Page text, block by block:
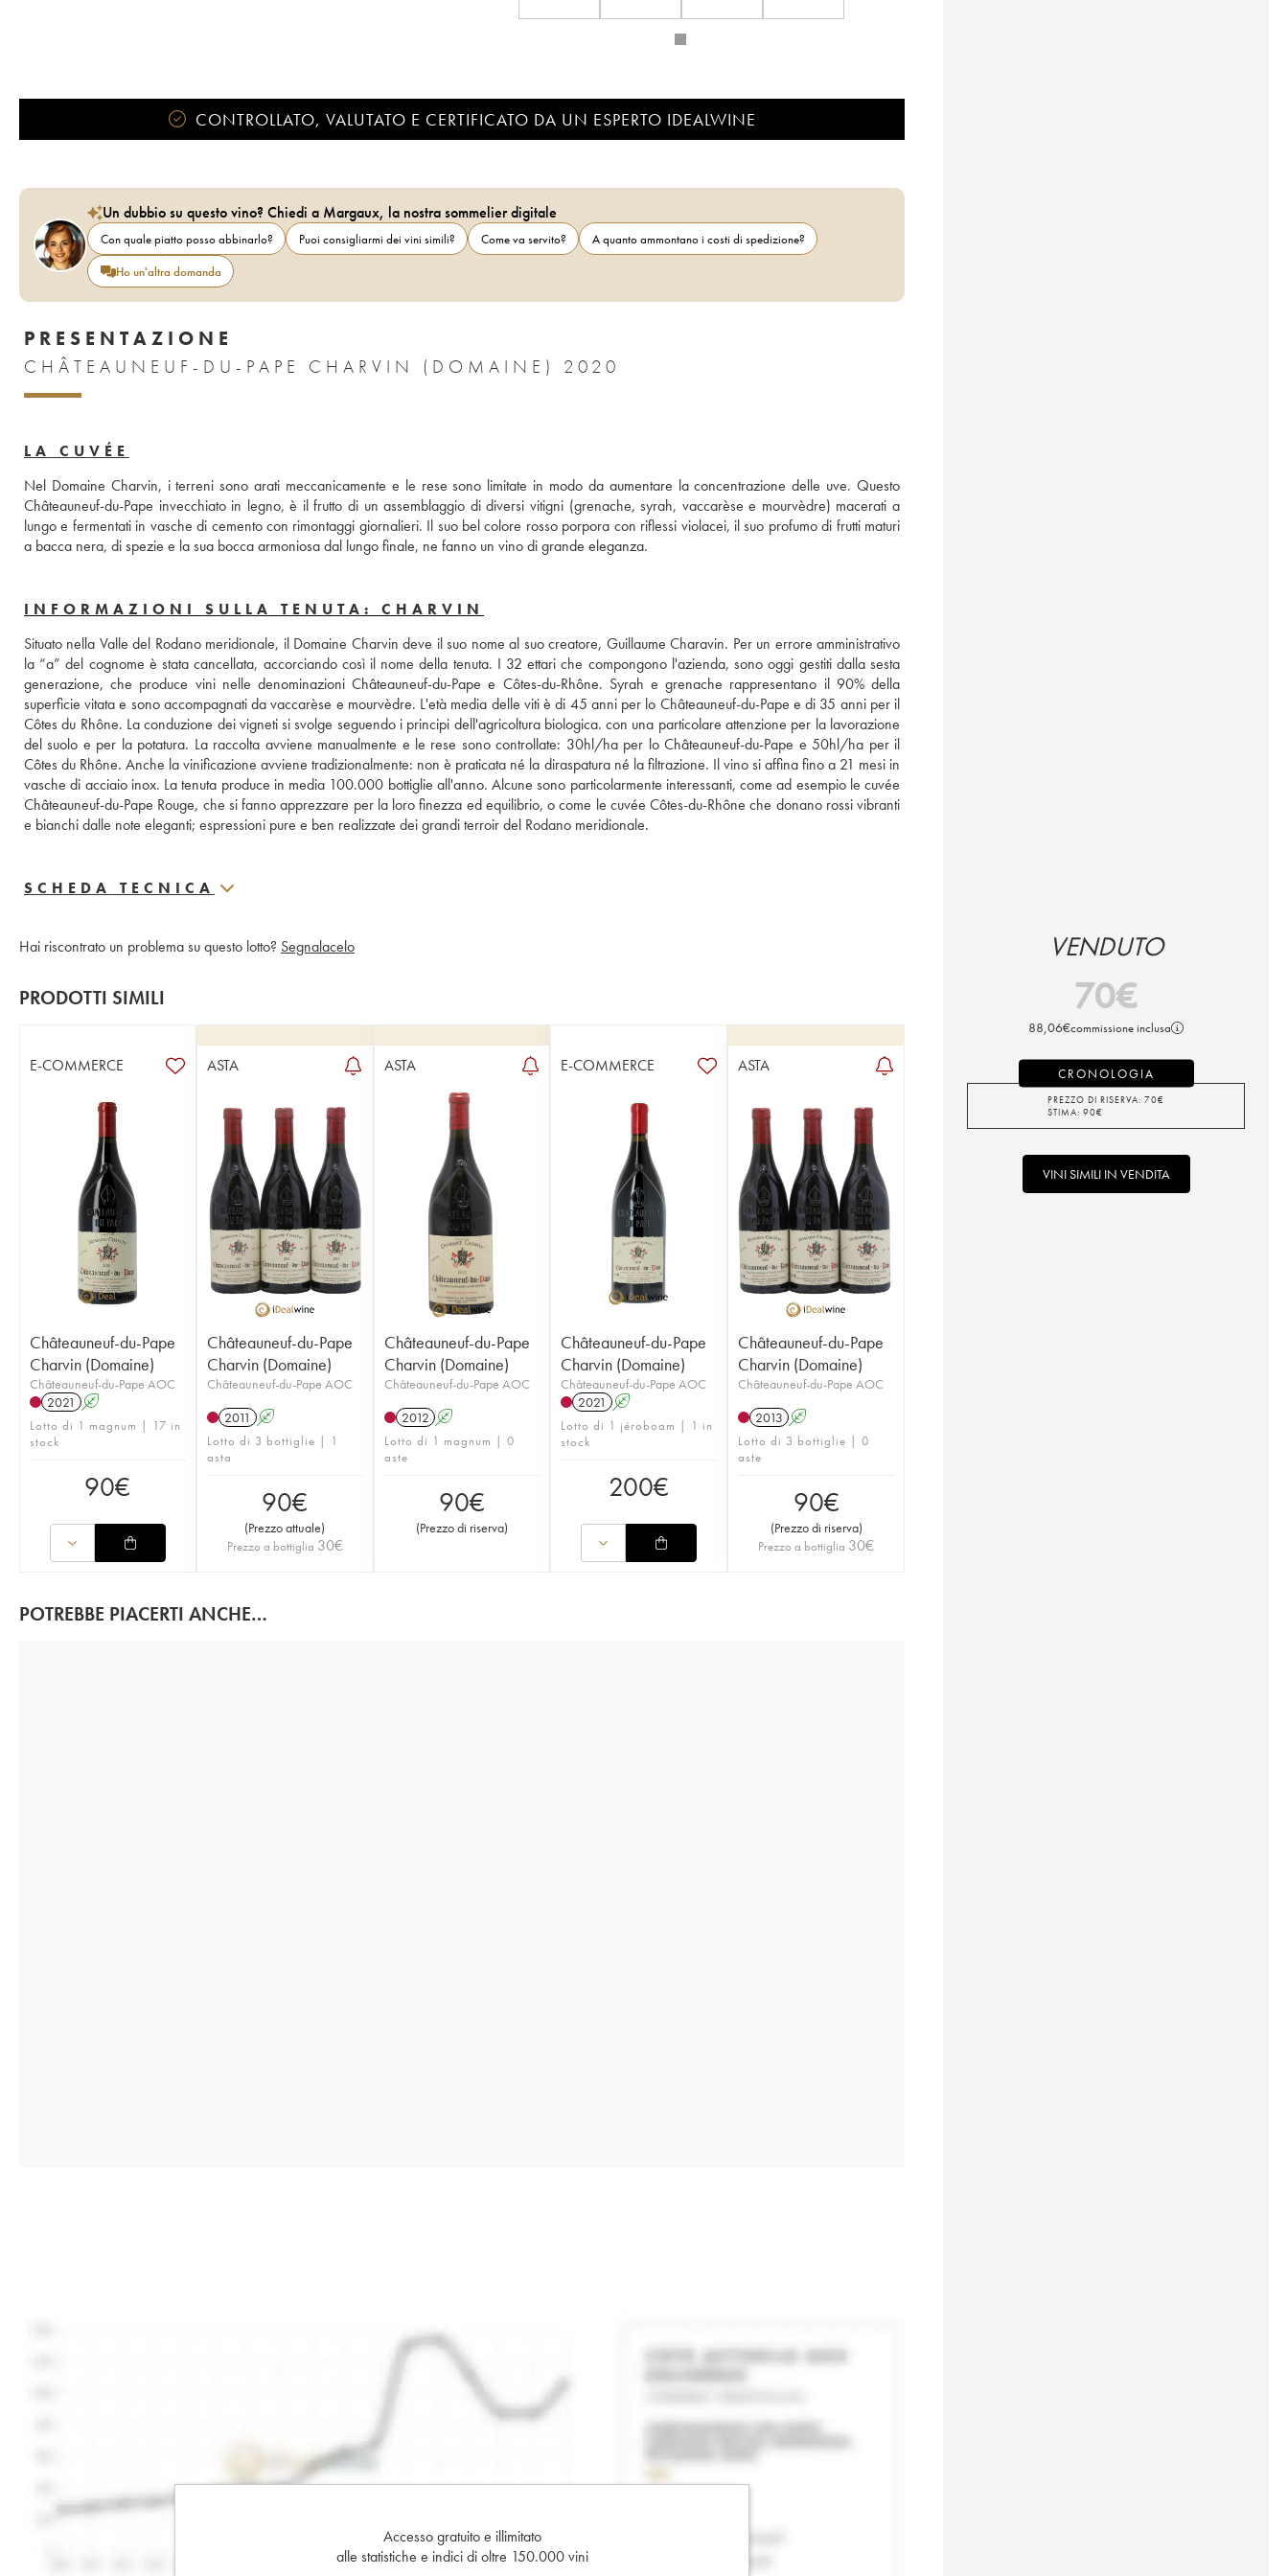
CONTROLLATO, VALUTATO E CERTIFICATO DA UN ESPERTO IDEALWINE
Un dubbio su questo vino? Chiedi a Margaux, la nostra sommelier digitale
Con quale piatto posso abbinarlo? Puoi consigliarmi dei vini simili? Come va servito?
A quanto ammontano i costi di spedizione?
Ho un'altra domanda
PRESENTAZIONE
CHÂTEAUNEUF-DU-PAPE CHARVIN (DOMAINE) 2020
LA CUVÉE
Nel Domaine Charvin, i terreni sono arati meccanicamente e le rese sono limitate in modo da aumentare la concentrazione delle uve. Questo
Châteauneuf-du-Pape invecchiato in legno, è il frutto di un assemblaggio di diversi vitigni (grenache, syrah, vaccarèse e mourvèdre) macerati a
lungo e fermentati in vasche di cemento con rimontaggi giornalieri. Il suo bel colore rosso porpora con riflessi violacei, il suo profumo di frutti maturi
a bacca nera, di spezie e la sua bocca armoniosa dal lungo finale, ne fanno un vino di grande eleganza.
INFORMAZIONI SULLA TENUTA: CHARVIN
Situato nella Valle del Rodano meridionale, il Domaine Charvin deve il suo nome al suo creatore, Guillaume Charavin. Per un errore amministrativo
la “a” del cognome è stata cancellata, accorciando così il nome della tenuta. I 32 ettari che compongono l'azienda, sono oggi gestiti dalla sesta
generazione, che produce vini nelle denominazioni Châteauneuf-du-Pape e Côtes-du-Rhône. Syrah e grenache rappresentano il 90% della
superficie vitata e sono accompagnati da vaccarèse e mourvèdre. L'età media delle viti è di 45 anni per lo Châteauneuf-du-Pape e di 35 anni per il
Côtes du Rhône. La conduzione dei vigneti si svolge seguendo i principi dell'agricoltura biologica. con una particolare attenzione per la lavorazione
del suolo e per la potatura. La raccolta avviene manualmente e le rese sono controllate: 30hl/ha per lo Châteauneuf-du-Pape e 50hl/ha per il
Côtes du Rhône. Anche la vinificazione avviene tradizionalmente: non è praticata né la diraspatura né la filtrazione. Il vino si affina fino a 21 mesi in
vasche di acciaio inox. La tenuta produce in media 100.000 bottiglie all'anno. Alcune sono particolarmente interessanti, come ad esempio le cuvée
Châteauneuf-du-Pape Rouge, che si fanno apprezzare per la loro finezza ed equilibrio, o come le cuvée Côtes-du-Rhône che donano rossi vibranti
e bianchi dalle note eleganti; espressioni pure e ben realizzate dei grandi terroir del Rodano meridionale.
SCHEDA TECNICA
Hai riscontrato un problema su questo lotto? Segnalacelo
PRODOTTI SIMILI
E-COMMERCE
Châteauneuf-du-Pape
Charvin (Domaine)
Châteauneuf-du-Pape AOC
2021
A
Lotto di 1 magnum | 17 in
stock
90€
ASTA
Châteauneuf-du-Pape
Charvin (Domaine)
Châteauneuf-du-Pape AOC
2011 A
Lotto di 3 bottiglie | 1
asta
90€
(Prezzo attuale)
Prezzo a bottiglia 30€
ASTA
Châteauneuf-du-Pape
Charvin (Domaine)
Châteauneuf-du-Pape AOC
2012 A
Lotto di 1 magnum | 0
aste
90€
(Prezzo di riserva)
E-COMMERCE
Châteauneuf-du-Pape
Charvin (Domaine)
Châteauneuf-du-Pape AOC
2021
A
Lotto di 1 jéroboam | 1 in
stock
200€
ASTA
Châteauneuf-du-Pape
Charvin (Domaine)
Châteauneuf-du-Pape AOC
2013 A
Lotto di 3 bottiglie | 0
aste
90€
(Prezzo di riserva)
Prezzo a bottiglia 30€
POTREBBE PIACERTI ANCHE…
Accesso gratuito e illimitato
alle statistiche e indici di oltre 150.000 vini
VENDUTO
70€
88,06€commissione inclusa
CRONOLOGIA
PREZZO DI RISERVA: 70€
STIMA: 90€
VINI SIMILI IN VENDITA